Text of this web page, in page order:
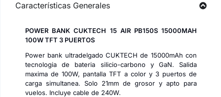
Características Generales
POWER BANK CUKTECH 15 AIR PB150S 15000MAH
100W TFT 3 PUERTOS
Power bank ultradelgado CUKTECH de 15000mAh con
tecnologia de bateria silicio-carbono y GaN. Salida
maxima de 100W, pantalla TFT a color y 3 puertos de
carga simultanea. Solo 21mm de grosor y apto para
vuelos. Incluye cable de 240W.